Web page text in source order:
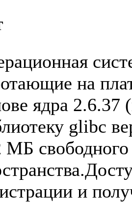
на
ядра
glibc
МБ свободного
и